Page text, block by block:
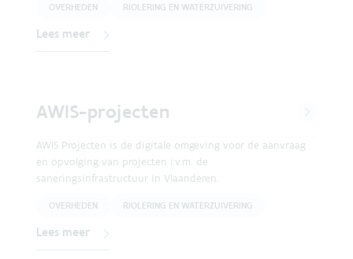
OVERHEDEN RIOLERING EN WATERZUIVERING
Lees meer
AWIS-projecten
AWIS Projecten is de digitale omgeving voor de aanvraag
en opvolging van projecten i.v.m. de
saneringsinfrastructuur in Vlaanderen.
OVERHEDEN RIOLERING EN WATERZUIVERING
Lees meer